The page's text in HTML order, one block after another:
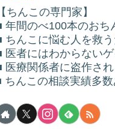
【ちんこの専門家】
年間のべ100本のおち
ちんこに悩む人を救
医者にはわからない
医療関係者に盗作さ
ちんこの相談実績多